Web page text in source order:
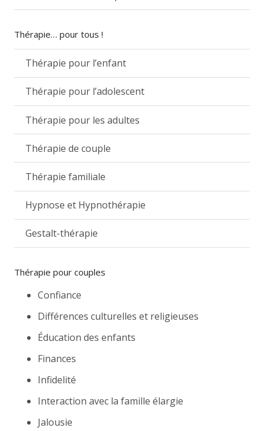
Thérapie… pour tous !
Thérapie pour l’enfant
Thérapie pour l’adolescent
Thérapie pour les adultes
Thérapie de couple
Thérapie familiale
Hypnose et Hypnothérapie
Gestalt-thérapie
Thérapie pour couples
Confiance
Différences culturelles et religieuses
Éducation des enfants
Finances
Infidelité
Interaction avec la famille élargie
Jalousie